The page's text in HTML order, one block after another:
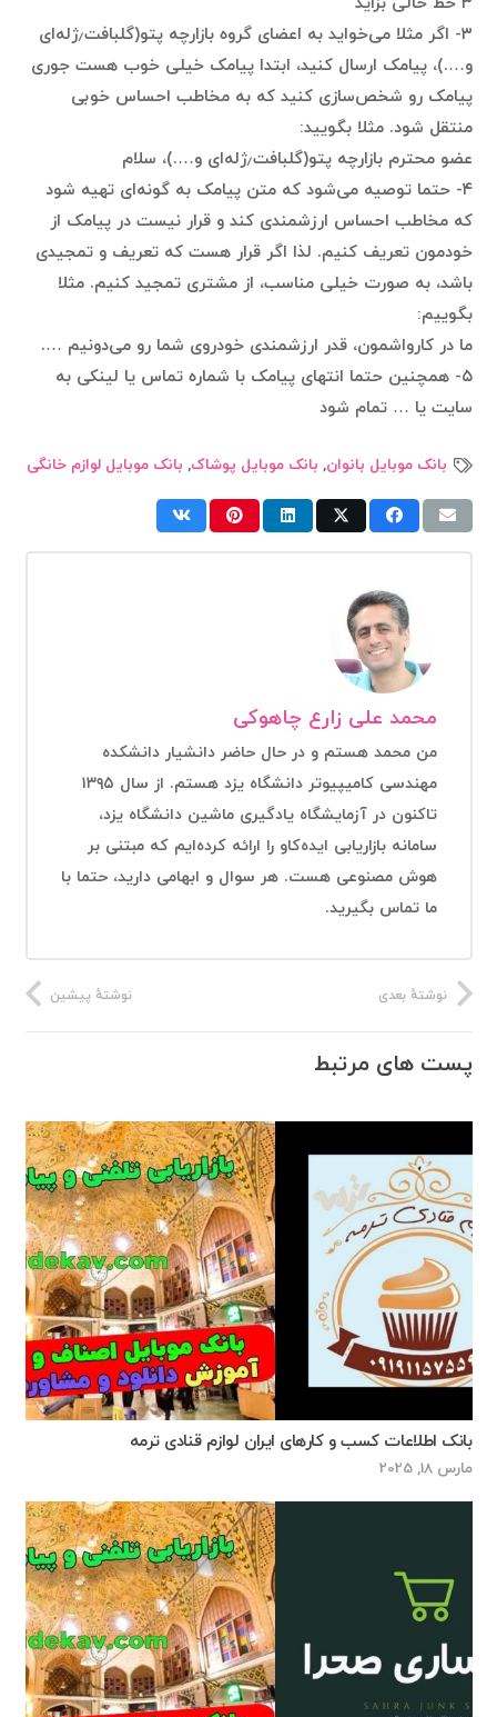
۳- اگر مثلا می‌خواید به اعضای گروه بازارچه پتو(گلبافت٫ژله‌ای
و….)، پیامک ارسال کنید، ابتدا پیامک خیلی خوب هست جوری
پیامک رو شخص‌سازی کنید که به مخاطب احساس خوبی
منتقل شود. مثلا بگویید:
عضو محترم بازارچه پتو(گلبافت٫ژله‌ای و….)، سلام
۴- حتما توصیه می‌شود که متن پیامک به گونه‌ای تهیه شود
که مخاطب احساس ارزشمندی کند و قرار نیست در پیامک از
خودمون تعریف کنیم. لذا اگر قرار هست که تعریف و تمجیدی
باشد، به صورت خیلی مناسب، از مشتری تمجید کنیم. مثلا
بگوییم:
ما در کارواشمون، قدر ارزشمندی خودروی شما رو می‌دونیم ….
۵- همچنین حتما انتهای پیامک با شماره تماس یا لینکی به
سایت یا … تمام شود
بانک موبایل بانوان, بانک موبایل پوشاک, بانک موبایل لوازم خانگی
محمد علی زارع چاهوکی
من محمد هستم و در حال حاضر دانشیار دانشکده
مهندسی کامیپیوتر دانشگاه یزد هستم. از سال ۱۳۹۵
تاکنون در آزمایشگاه یادگیری ماشین دانشگاه یزد،
سامانه بازاریابی ایده‌کاو را ارائه کرده‌ایم که مبتنی بر
هوش مصنوعی هست. هر سوال و ابهامی دارید، حتما با
ما تماس بگیرید.
نوشتهٔ پیشین نوشتهٔ بعدی
پست های مرتبط
بانک اطلاعات کسب و کارهای ایران لوازم قنادی ترمه
مارس 18, 2025